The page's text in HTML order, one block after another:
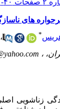
های
* ،
،
زناشویی